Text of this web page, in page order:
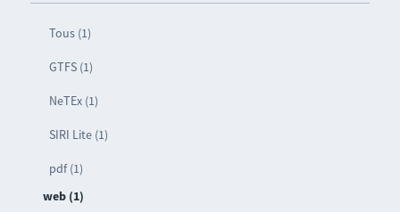
Tous (1)
GTFS (1)
NeTEx (1)
SIRI Lite (1)
pdf (1)
web (1)